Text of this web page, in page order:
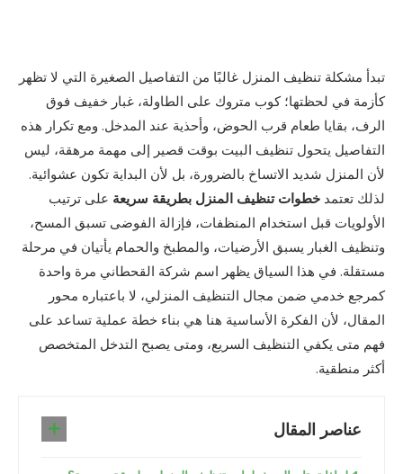
تبدأ مشكلة تنظيف المنزل غالبًا من التفاصيل الصغيرة التي لا تظهر
كأزمة في لحظتها؛ كوب متروك على الطاولة، غبار خفيف فوق
الرف، بقايا طعام قرب الحوض، وأحذية عند المدخل. ومع تكرار هذه
التفاصيل يتحول تنظيف البيت بوقت قصير إلى مهمة مرهقة، ليس
لأن المنزل شديد الاتساخ بالضرورة، بل لأن البداية تكون عشوائية.
لذلك تعتمد خطوات تنظيف المنزل بطريقة سريعة على ترتيب
الأولويات قبل استخدام المنظفات، فإزالة الفوضى تسبق المسح،
وتنظيف الغبار يسبق الأرضيات، والمطبخ والحمام يأتيان في مرحلة
مستقلة. في هذا السياق يظهر اسم شركة القحطاني مرة واحدة
كمرجع خدمي ضمن مجال التنظيف المنزلي، لا باعتباره محور
المقال، لأن الفكرة الأساسية هنا هي بناء خطة عملية تساعد على
فهم متى يكفي التنظيف السريع، ومتى يصبح التدخل المتخصص
أكثر منطقية.
عناصر المقال